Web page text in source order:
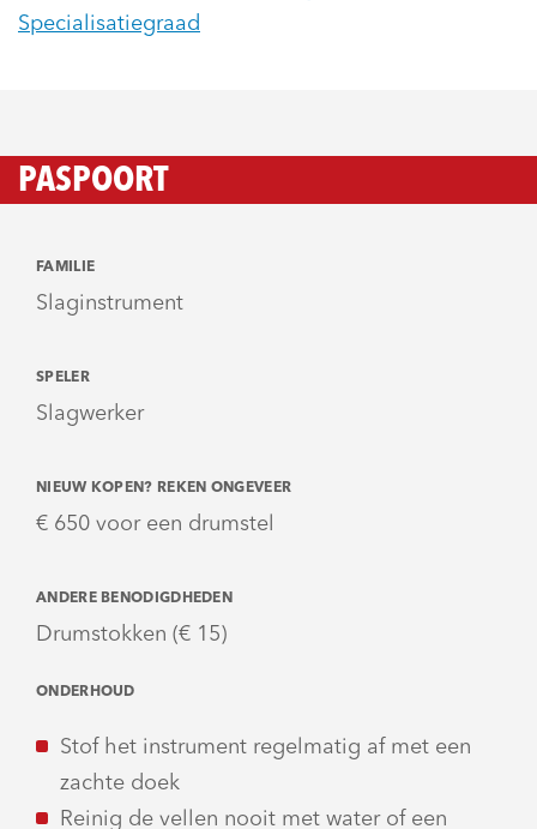
Specialisatiegraad
PASPOORT
FAMILIE
Slaginstrument
SPELER
Slagwerker
NIEUW KOPEN? REKEN ONGEVEER
€ 650 voor een drumstel
ANDERE BENODIGDHEDEN
Drumstokken (€ 15)
ONDERHOUD
Stof het instrument regelmatig af met een
zachte doek
Reinig de vellen nooit met water of een